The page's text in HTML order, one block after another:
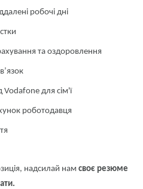
робочі дні
та оздоровлення
Vodafone для сім'ї
роботодавця
надсилай нам своє резюме